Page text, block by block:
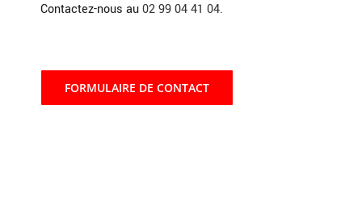
Contactez-nous au02 99 04 41 04.
FORMULAIRE DE CONTACT